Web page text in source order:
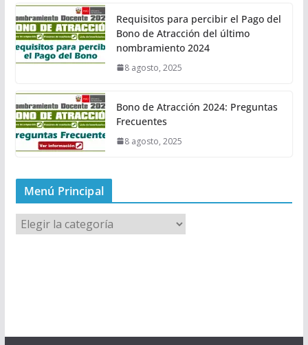
Requisitos para percibir el Pago del
Bono de Atracción del último
nombramiento 2024
8 agosto, 2025
Bono de Atracción 2024: Preguntas
Frecuentes
8 agosto, 2025
Menú Principal
M
e